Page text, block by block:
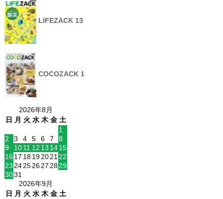
LIFEZACK 13
COCOZACK 1
2026年8月
日
月 火 水 木 金 土
1
2
3 4 5 6 7
8
9
1011 12 13 1415
16 17 18192021 22
23 24252627 2829
3031
2026年9月
日
月 火 水 木 金 土